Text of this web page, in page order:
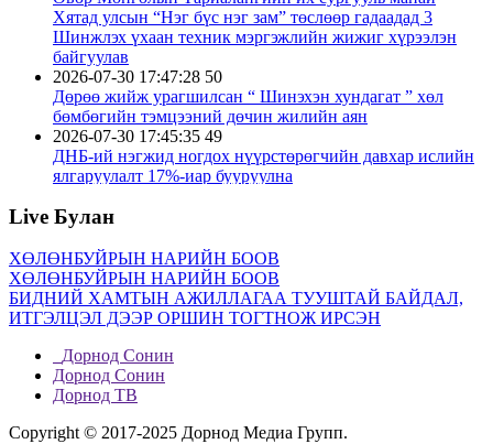
Хятад улсын “Нэг бүс нэг зам” төслөөр гадаадад 3
Шинжлэх үхаан техник мэргэжлийн жижиг хүрээлэн
байгуулав
2026-07-30 17:47:28 50
Дөрөө жийж урагшилсан “ Шинэхэн хундагат ” хөл
бөмбөгийн тэмцээний дөчин жилийн аян
2026-07-30 17:45:35 49
ДНБ-ий нэгжид ногдох нүүрстөрөгчийн давхар ислийн
ялгаруулалт 17%-иар бууруулна
Бо Бао Жүгийн Соёл урлагийн хүрээлэнгийн нээлт
2026-07-29 12:53:33 69
Ши Жиньпин Словакийн Ерөнхийлөгчтэй хэлэлцээр
хийв
2026-07-28 12:51:33 76
ялгаралттай онгоцны буудал байгуулагджээ
2026-07-28 12:50:20
Хятадын олон улсын импортын экспод 57 улс, олон
Live Булан
ХӨЛӨНБУЙРЫН НАРИЙН БООВ
ХӨЛӨНБУЙРЫН НАРИЙН БООВ
БИДНИЙ ХАМТЫН АЖИЛЛАГАА ТУУШТАЙ БАЙДАЛ,
ИТГЭЛЦЭЛ ДЭЭР ОРШИН ТОГТНОЖ ИРСЭН
Дорнод Сонин
Дорнод Сонин
Дорнод ТВ
Copyright © 2017-2025 Дорнод Медиа Групп.